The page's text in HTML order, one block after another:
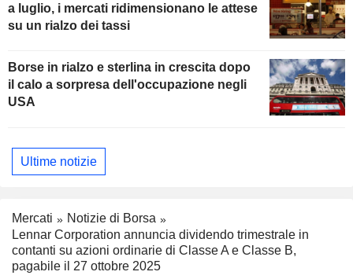
a luglio, i mercati ridimensionano le attese
su un rialzo dei tassi
Borse in rialzo e sterlina in crescita dopo
il calo a sorpresa dell'occupazione negli
USA
Ultime notizie
Mercati
Notizie di Borsa
Lennar Corporation annuncia dividendo trimestrale in
contanti su azioni ordinarie di Classe A e Classe B,
pagabile il 27 ottobre 2025